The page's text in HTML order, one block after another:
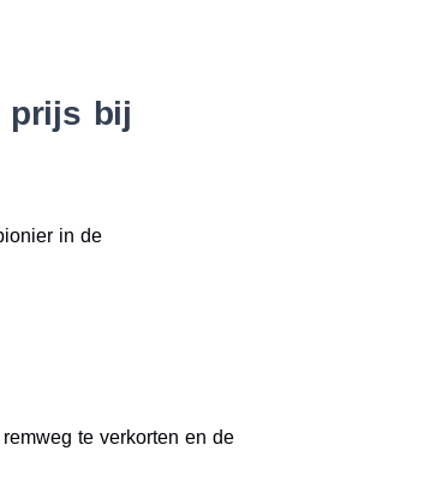
prijs bij
in de
te verkorten en de